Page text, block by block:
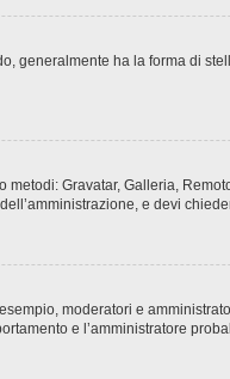
generalmente ha la forma di
Gravatar, Galleria,
e devi
moderatori e
e l’amministratore